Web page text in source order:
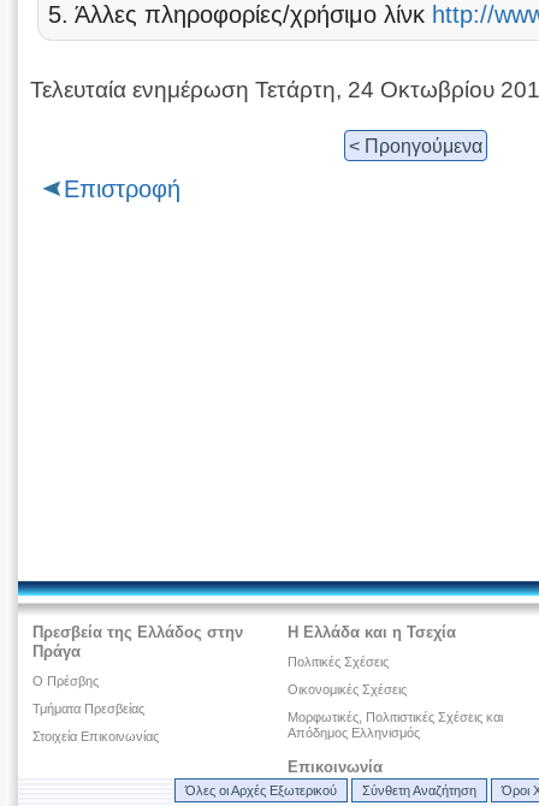
5. Άλλες πληροφορίες/χρήσιμο λίνκ http://
Τελευταία ενημέρωση Τετάρτη, 24 Οκτωβρίου
< Προηγούμενα
Επιστροφή
Πρεσβεία της Ελλάδος στην
Πράγα
Ο Πρέσβης
Τμήματα Πρεσβείας
Στοιχεία Επικοινωνίας
Η Ελλάδα και η Τσεχία
Πολιτικές Σχέσεις
Οικονομικές Σχέσεις
Μορφωτικές, Πολιτιστικές Σχέσεις και
Απόδημος Ελληνισμός
Επικοινωνία
Όλες οι Αρχές Εξωτερικού Σύνθετη Αναζήτηση Όροι